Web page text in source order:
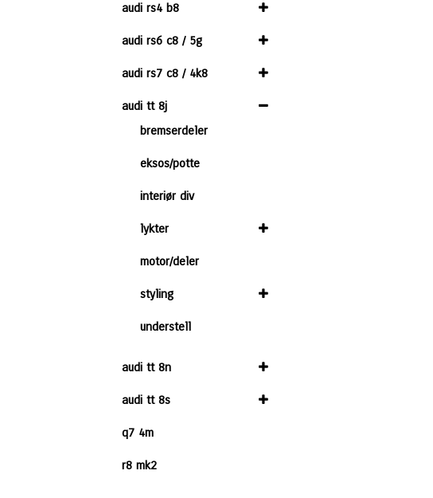
audi rs4 b8
audi rs6 c8 / 5g
audi rs7 c8 / 4k8
audi tt 8j
bremserdeler
eksos/potte
interiør div
lykter
motor/deler
styling
understell
audi tt 8n
audi tt 8s
q7 4m
r8 mk2